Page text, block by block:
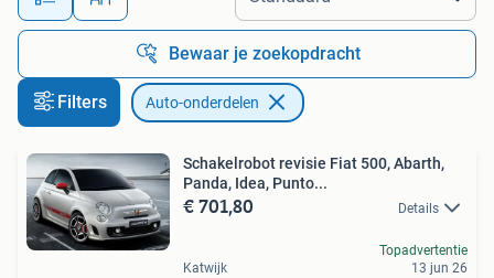
Bewaar je zoekopdracht
Filters Auto-onderdelen
Schakelrobot revisie Fiat 500, Abarth,
Panda, Idea, Punto...
€ 701,80 Details
Katwijk
Topadvertentie
13 jun 26